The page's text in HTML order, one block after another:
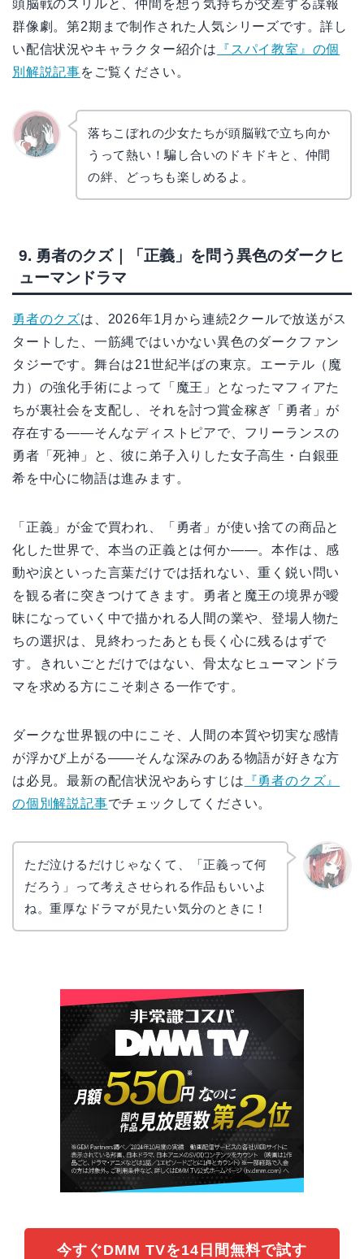
頭脳戦のスリルと、仲間を想う気持ちが交差する諜報
群像劇。第2期まで制作された人気シリーズです。詳し
い配信状況やキャラクター紹介は
『スパイ教室』の個
別解説記事をご覧ください。
落ちこぼれの少女たちが頭脳戦で立ち向か
うって熱い！騙し合いのドキドキと、仲間
の絆、どっちも楽しめるよ。
9. 勇者のクズ｜「正義」を問う異色のダークヒ
ューマンドラマ
勇者のクズは、2026年1月から連続2クールで放送がス
タートした、一筋縄ではいかない異色のダークファン
タジーです。舞台は21世紀半ばの東京。エーテル（魔
力）の強化手術によって「魔王」となったマフィアた
ちが裏社会を支配し、それを討つ賞金稼ぎ「勇者」が
存在する――そんなディストピアで、フリーランスの
勇者「死神」と、彼に弟子入りした女子高生・白銀亜
希を中心に物語は進みます。
「正義」が金で買われ、「勇者」が使い捨ての商品と
化した世界で、本当の正義とは何か――。本作は、感
動や涙といった言葉だけでは括れない、重く鋭い問い
を観る者に突きつけてきます。勇者と魔王の境界が曖
昧になっていく中で描かれる人間の業や、登場人物た
ちの選択は、見終わったあとも長く心に残るはずで
す。きれいごとだけではない、骨太なヒューマンドラ
マを求める方にこそ刺さる一作です。
ダークな世界観の中にこそ、人間の本質や切実な感情
が浮かび上がる――そんな深みのある物語が好きな方
は必見。最新の配信状況やあらすじは 『勇者のクズ』
の個別解説記事でチェックしてください。
ただ泣けるだけじゃなくて、「正義って何
だろう」って考えさせられる作品もいいよ
ね。重厚なドラマが見たい気分のときに！
今すぐDMM TVを14日間無料で試す